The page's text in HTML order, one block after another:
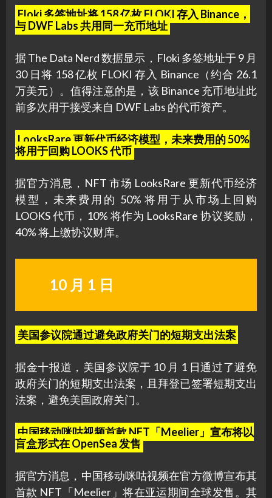
Floki 多签地址将 158 亿枚 FLOKI 存入 Binance，
与 DWF Labs 共用同一充币地址
据 The Data Nerd 数据显示，Floki 多签地址于 9 月
30 日将 158 亿枚 FLOKI 存入 Binance（约合 26.1
万美元）。值得注意的是，该 Binance 充币地址此
前多次用于接受来自 DWF Labs 的代币资产。
LooksRare 更新代币经济模型，未来费用的 50%
将用于回购 LOOKS 代币
据官方消息，NFT 市场 LooksRare 更新代币经济
模型，未来费用的 50% 将用于从市场上回购
LOOKS 代币，10% 将作为 LooksRare 协议奖励，
40% 将上缴协议财库。
10 月 1 日
美国参议院通过避免政府关门的短期支出法案
据金十报道，美国参议院于 10 月 1 日通过了避免
政府关门的短期支出法案，且拜登已签署短期支出
法案，避免美国政府关门。
中国移动咪咕视频首款 NFT「Meelier」宣布将以
盲盒形式在 OpenSea 发售
据官方消息，中国移动咪咕视频在官方微博宣布其
首款 NFT「Meelier」将在亚运期间全球发售。其